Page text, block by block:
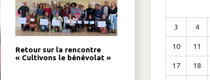
Retour sur la rencontre
« Cultivons le bénévolat »
3 4
10 11
17 18